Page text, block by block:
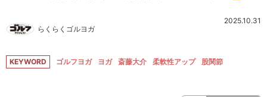
らくらくゴルヨガ
2025.10.31
KEYWORD ゴルフヨガ ヨガ 斎藤大介 柔軟性アップ 股関節